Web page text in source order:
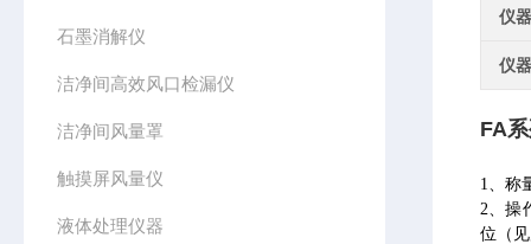
石墨消解仪
洁净间高效风口检漏仪
洁净间风量罩
触摸屏风量仪
液体处理仪器
仪
仪
FA
1、称
2、操
位（